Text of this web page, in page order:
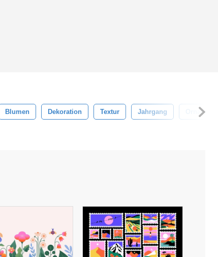
Blumen Dekoration Textur Jahrgang Ornament